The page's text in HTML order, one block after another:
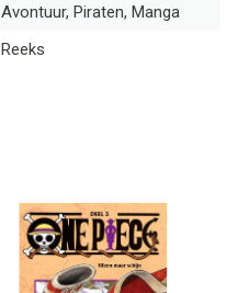
Avontuur, Piraten, Manga
Reeks